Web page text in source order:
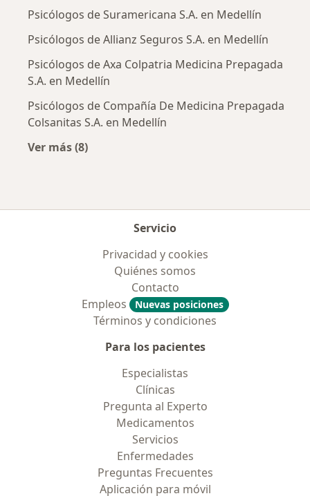
Psicólogos de Suramericana S.A. en Medellín
Psicólogos de Allianz Seguros S.A. en Medellín
Psicólogos de Axa Colpatria Medicina Prepagada
S.A. en Medellín
Psicólogos de Compañía De Medicina Prepagada
Colsanitas S.A. en Medellín
Ver más (8)
Servicio
Privacidad y cookies
Quiénes somos
Contacto
Empleos
Nuevas posiciones
Términos y condiciones
Para los pacientes
Especialistas
Clínicas
Pregunta al Experto
Medicamentos
Servicios
Enfermedades
Preguntas Frecuentes
Aplicación para móvil